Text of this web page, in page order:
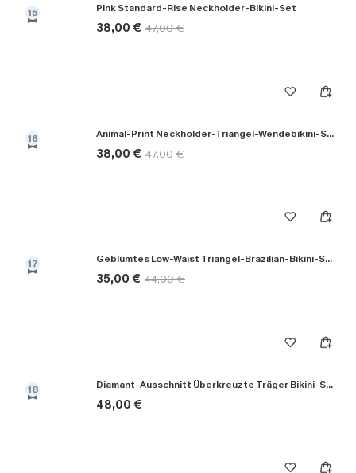
15 Pink Standard-Rise Neckholder-Bikini-Set
38,00 € 47,00 €
16 Animal-Print Neckholder-Triangel-Wendebikini-Set
38,00 € 47,00 €
17 Geblümtes Low-Waist Triangel-Brazilian-Bikini-Set
35,00 € 44,00 €
18 Diamant-Ausschnitt Überkreuzte Träger Bikini-Set in Schwarz
48,00 €